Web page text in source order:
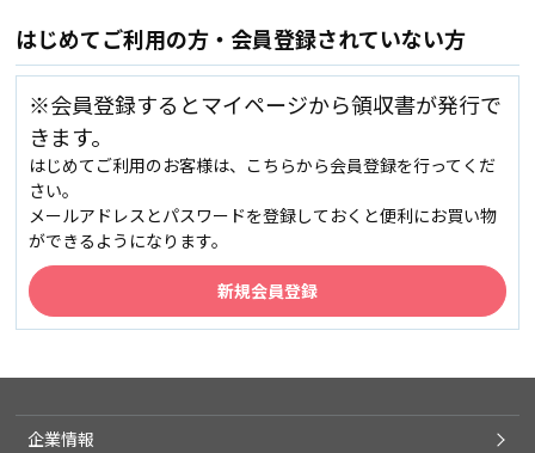
はじめてご利用の方・会員登録されていない方
※会員登録するとマイページから領収書が発行で
きます。
はじめてご利用のお客様は、こちらから会員登録を行ってくだ
さい。
メールアドレスとパスワードを登録しておくと便利にお買い物
ができるようになります。
企業情報